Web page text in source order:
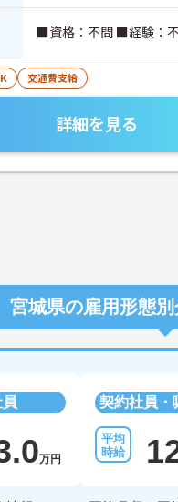
■資格：不問 ■経験：
交通費支給
詳細を見る
宮城県の雇用形態
万円
契約社員・